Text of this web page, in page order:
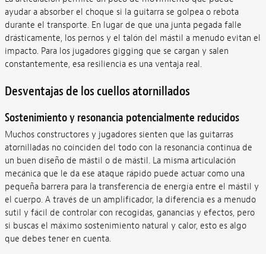
ayudar a absorber el choque si la guitarra se golpea o rebota
durante el transporte. En lugar de que una junta pegada falle
drásticamente, los pernos y el talón del mástil a menudo evitan el
impacto. Para los jugadores gigging que se cargan y salen
constantemente, esa resiliencia es una ventaja real.
Desventajas de los cuellos atornillados
Sostenimiento y resonancia potencialmente reducidos
Muchos constructores y jugadores sienten que las guitarras
atornilladas no coinciden del todo con la resonancia continua de
un buen diseño de mástil o de mástil. La misma articulación
mecánica que le da ese ataque rápido puede actuar como una
pequeña barrera para la transferencia de energía entre el mástil y
el cuerpo. A través de un amplificador, la diferencia es a menudo
sutil y fácil de controlar con recogidas, ganancias y efectos, pero
si buscas el máximo sostenimiento natural y calor, esto es algo
que debes tener en cuenta.